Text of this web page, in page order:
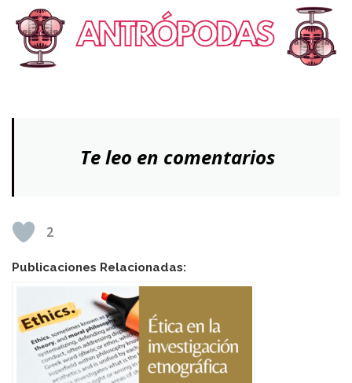
Te leo en comentarios
2
Publicaciones Relacionadas: